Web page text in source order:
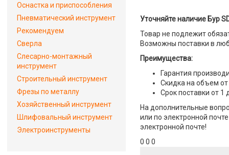
Уточняйте наличие Бур
Товар не подлежит
Возможны поставки в
Преимущества:
Гарантия
Скидка на объем от
Срок поставки от 1
На дополнительные
или по электронной
электронной почте!
0 0 0
Оснастка и приспособления
Пневматический инструмент
Рекомендуем
Сверла
Слесарно-монтажный
инструмент
Строительный инструмент
Фрезы по металлу
Хозяйственный инструмент
Шлифовальный инструмент
Электроинструменты